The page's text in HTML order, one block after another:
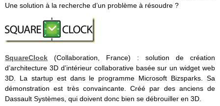
Une solution à la recherche d’un problème à résoudre ?
SquareClock (Collaboration, France) : solution de création
d’architecture 3D d’intérieur collaborative basée sur un widget web
3D. La startup est dans le programme Microsoft Bizsparks. Sa
démonstration est très convaincante. Créé par des anciens de
Dassault Systèmes, qui doivent donc bien se débrouiller en 3D.